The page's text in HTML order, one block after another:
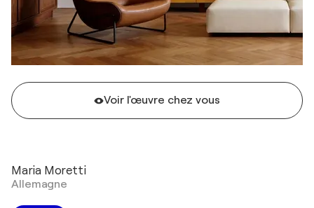
Voir l'œuvre chez vous
Maria Moretti
Allemagne